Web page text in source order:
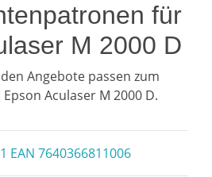
für
M 2000 D
Angebote passen zum
Aculaser M 2000 D.
EAN 7640366811006